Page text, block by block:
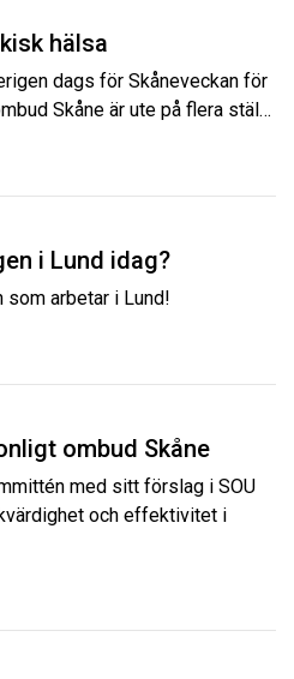
hälsa
dags för Skåneveckan för
Skåne är ute på flera stäl…
i Lund idag?
som arbetar i Lund!
ombud Skåne
med sitt förslag i SOU
och effektivitet i